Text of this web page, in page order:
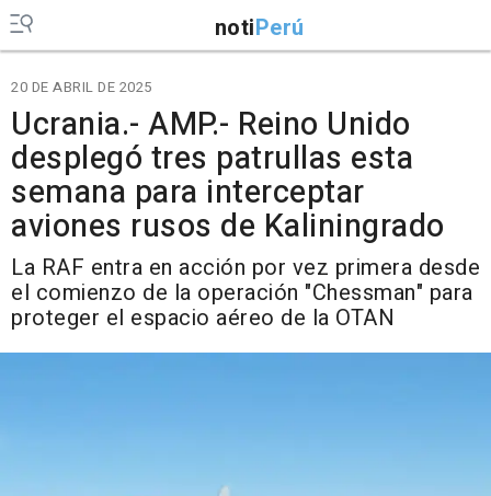
notiPerú
20 DE ABRIL DE 2025
Ucrania.- AMP.- Reino Unido
desplegó tres patrullas esta
semana para interceptar
aviones rusos de Kaliningrado
La RAF entra en acción por vez primera desde
el comienzo de la operación "Chessman" para
proteger el espacio aéreo de la OTAN